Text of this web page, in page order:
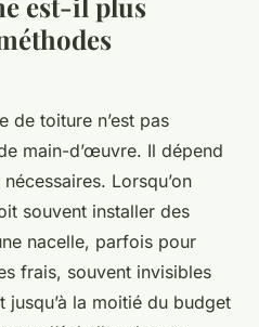
de toiture n’est pas
main-d’œuvre. Il dépend
Lorsqu’on
souvent installer des
nacelle, parfois pour
frais, souvent invisibles
jusqu’à la moitié du budget